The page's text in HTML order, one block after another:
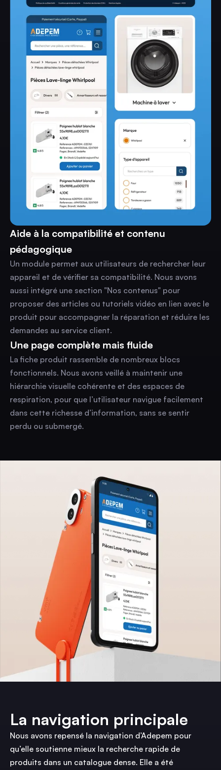
Aide à la compatibilité et contenu
pédagogique
Un module permet aux utilisateurs de rechercher leur
appareil et de vérifier sa compatibilité. Nous avons
aussi intégré une section "Nos contenus" pour
proposer des articles ou tutoriels vidéo en lien avec le
produit pour accompagner la réparation et réduire les
demandes au service client.
Une page complète mais fluide
La fiche produit rassemble de nombreux blocs
fonctionnels. Nous avons veillé à maintenir une
hiérarchie visuelle cohérente et des espaces de
respiration, pour que l’utilisateur navigue facilement
dans cette richesse d’information, sans se sentir
perdu ou submergé.
La navigation principale
Nous avons repensé la navigation d’Adepem pour
qu’elle soutienne mieux la recherche rapide de
produits dans un catalogue dense. Elle a été